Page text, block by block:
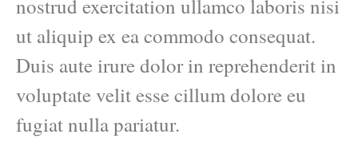
nostrud exercitation ullamco laboris nisi
ut aliquip ex ea commodo consequat.
Duis aute irure dolor in reprehenderit in
voluptate velit esse cillum dolore eu
fugiat nulla pariatur.